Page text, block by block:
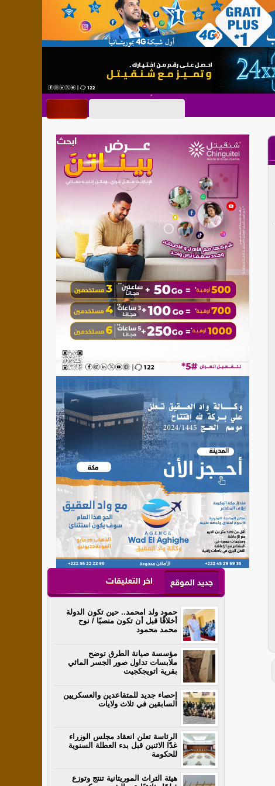
جديد الموقع اخر التعليقات
حمود ولد امحمد.. حين تكون الدولة
أخلاقًا قبل أن تكون منصبًا / نوح
محمد محمود
مؤسسة صيانة الطرق توضح
ملابسات تداول صور الجسر المائي
بقرية اتويجكجيت
إحصاء جديد للمتقاعدين والعسكريين
السابقين في ثلاث ولايات
الرئاسة تعلن انعقاد مجلس الوزراء
غدًا الاثنين قبل بدء العطلة السنوية
للحكومة
هيئة التراث الموريتانية تنتج وتوزع